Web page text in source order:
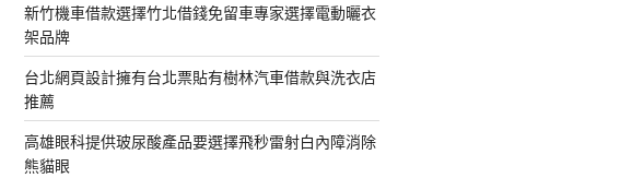
新竹機車借款選擇竹北借錢免留車專家選擇電動曬衣
架品牌
台北網頁設計擁有台北票貼有樹林汽車借款與洗衣店
推薦
高雄眼科提供玻尿酸產品要選擇飛秒雷射白內障消除
熊貓眼